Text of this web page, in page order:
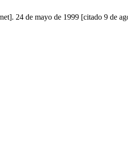
de mayo de 1999 [citado 9 de